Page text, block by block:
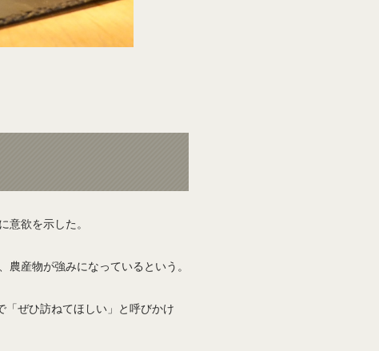
欲を示した。
産物が強みになっているという。
ぜひ訪ねてほしい」と呼びかけ